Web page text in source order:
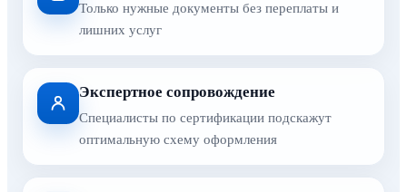
Только нужные документы без переплаты и
лишних услуг
Экспертное сопровождение
Специалисты по сертификации подскажут
оптимальную схему оформления